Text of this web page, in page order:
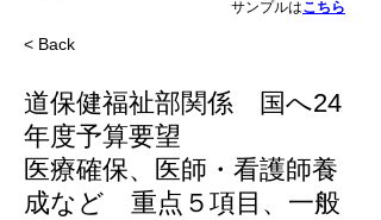
サンプルはこちら
< Back
道保健福祉部関係 国へ24
年度予算要望
医療確保、医師・看護師養
成など 重点５項目、一般